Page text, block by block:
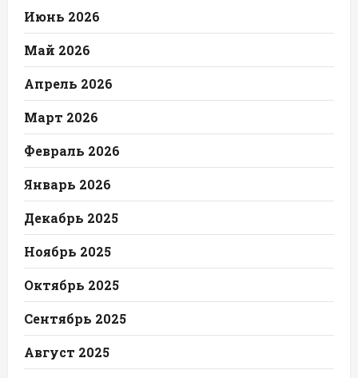
Июнь 2026
Май 2026
Апрель 2026
Март 2026
Февраль 2026
Январь 2026
Декабрь 2025
Ноябрь 2025
Октябрь 2025
Сентябрь 2025
Август 2025